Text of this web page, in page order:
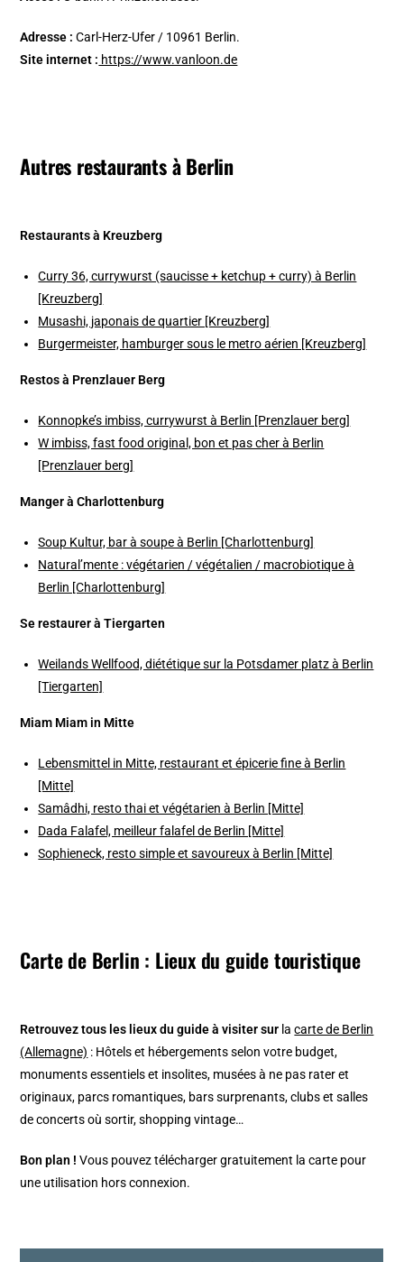
Adresse : Carl-Herz-Ufer / 10961 Berlin.
Site internet : https://www.vanloon.de
Autres restaurants à Berlin
Restaurants à Kreuzberg
Curry 36, currywurst (saucisse + ketchup + curry) à Berlin
[Kreuzberg]
Musashi, japonais de quartier [Kreuzberg]
Burgermeister, hamburger sous le metro aérien [Kreuzberg]
Restos à Prenzlauer Berg
Konnopke’s imbiss, currywurst à Berlin [Prenzlauer berg]
W imbiss, fast food original, bon et pas cher à Berlin
[Prenzlauer berg]
Manger à Charlottenburg
Soup Kultur, bar à soupe à Berlin [Charlottenburg]
Natural’mente : végétarien / végétalien / macrobiotique à
Berlin [Charlottenburg]
Se restaurer à Tiergarten
Weilands Wellfood, diététique sur la Potsdamer platz à Berlin
[Tiergarten]
Miam Miam in Mitte
Lebensmittel in Mitte, restaurant et épicerie fine à Berlin
[Mitte]
Samâdhi, resto thai et végétarien à Berlin [Mitte]
Dada Falafel, meilleur falafel de Berlin [Mitte]
Sophieneck, resto simple et savoureux à Berlin [Mitte]
Carte de Berlin : Lieux du guide touristique
Retrouvez tous les lieux du guide à visiter sur lacarte de Berlin
(Allemagne) : Hôtels et hébergements selon votre budget,
monuments essentiels et insolites, musées à ne pas rater et
originaux, parcs romantiques, bars surprenants, clubs et salles
de concerts où sortir, shopping vintage…
Bon plan !Vous pouvez télécharger gratuitement la carte pour
une utilisation hors connexion.